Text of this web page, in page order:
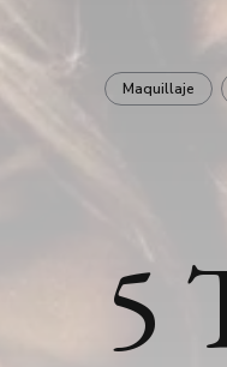
Maquillaje
5